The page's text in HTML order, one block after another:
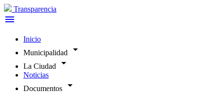
Transparencia
menu
Inicio
Municipalidad
arrow_drop_down
La Ciudad arrow_drop_down
Noticias
Documentos
arrow_drop_down